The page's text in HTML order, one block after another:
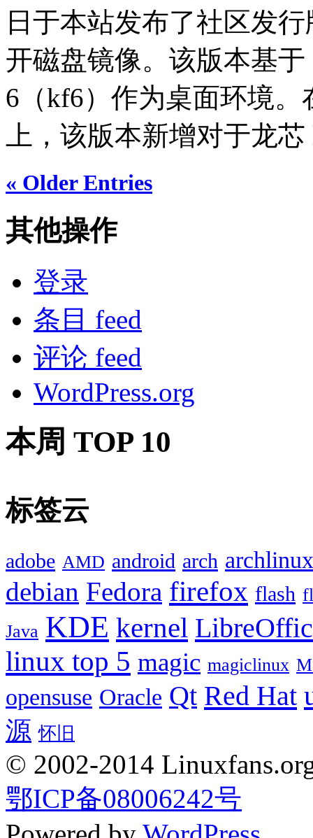
日于本站发布了社区发
开磁盘镜像。该版本基
6（kf6）作为桌面环境
上，该版本新增对于龙
« Older Entries
其他操作
登录
条目 feed
评论 feed
WordPress.org
本周 TOP 10
标签云
adobe AMD android arch archlinux
debian Fedora firefox flash
Java KDE kernel
linux top 5 magic magiclinux
opensuse Oracle Qt Red Hat
源 怀旧
© 2002-2014
鄂ICP备08006242号